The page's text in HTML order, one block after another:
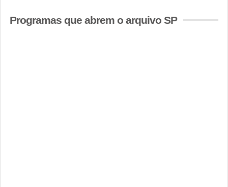
Programas que abrem o arquivo SP